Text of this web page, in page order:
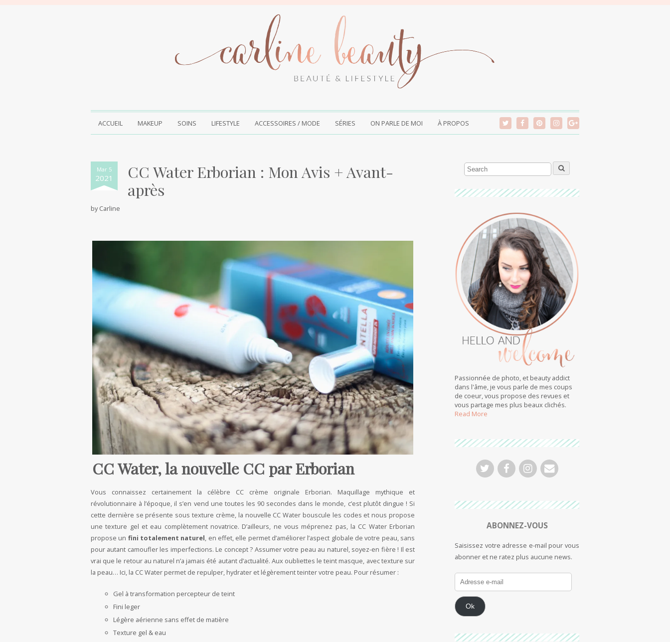
ACCUEIL MAKEUP SOINS LIFESTYLE ACCESSOIRES / MODE SÉRIES ON PARLE DE MOI À PROPOS
Mar 5
2021
CC Water Erborian : Mon Avis + Avant-
après
byCarline
CC Water, la nouvelle CC par Erborian
Vous connaissez certainement la célèbre CC crème originale Erborian. Maquillage mythique et
révolutionnaire à l’époque, il s’en vend une toutes les 90 secondes dans le monde, c’est plutôt dingue ! Si
cette dernière se présente sous texture crème, la nouvelle CC Water bouscule les codes et nous propose
une texture gel et eau complètement novatrice. D’ailleurs, ne vous méprenez pas, la CC Water Erborian
propose un fini totalement naturel, en effet, elle permet d’améliorer l’aspect globale de votre peau, sans
pour autant camoufler les imperfections. Le concept ? Assumer votre peau au naturel, soyez-en fière ! Il est
vrai que le retour au naturel n’a jamais été autant d’actualité. Aux oubliettes le teint masque, avec texture sur
la peau… Ici, la CC Water permet de repulper, hydrater et légèrement teinter votre peau. Pour résumer :
Gel à transformation percepteur de teint
Fini leger
Légère aérienne sans effet de matière
Texture gel & eau
Passionnée de photo, et beauty addict
dans l'âme, je vous parle de mes coups
de coeur, vous propose des revues et
vous partage mes plus beaux clichés.
Read More
ABONNEZ-VOUS
Saisissez votre adresse e-mail pour vous
abonner et ne ratez plus aucune news.
Ok